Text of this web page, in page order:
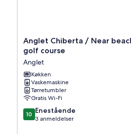
Anglet
Chiberta
/
Near
beach
&
golf
course
Anglet
Anglet Chiberta / Near
golf course
Anglet
Køkken
Vaskemaskine
Tørretumbler
Gratis Wi-Fi
10.0
ud
10 Enestående
3 anmeldelser